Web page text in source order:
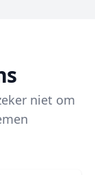
niet om